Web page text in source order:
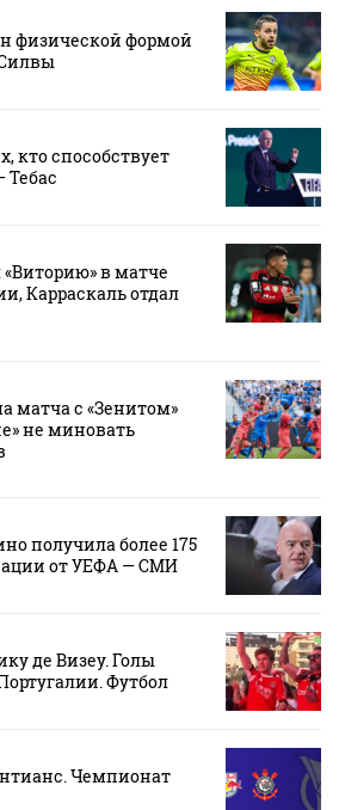
физической формой
кто способствует
Тебас
в матче
Карраскаль отдал
матча с «Зенитом»
не миновать
получила более 175
от УЕФА — СМИ
де Визеу. Голы
Футбол
Чемпионат